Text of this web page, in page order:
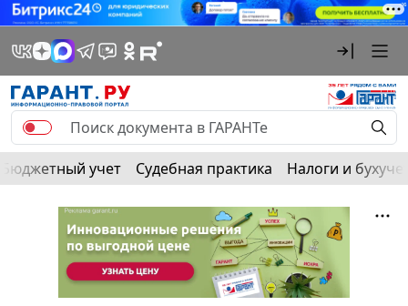
Бюджетный учет Судебная практика Налоги и